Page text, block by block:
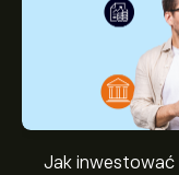
Jak inwestować